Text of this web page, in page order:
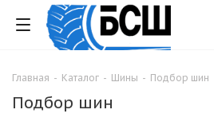
Главная - Каталог - Шины - Подбор шин
Подбор шин